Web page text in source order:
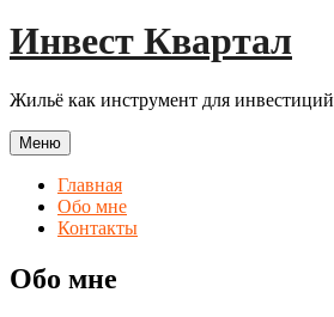
Инвест Квартал
Жильё как инструмент для инвестиций
Меню
Главная
Обо мне
Контакты
Обо мне